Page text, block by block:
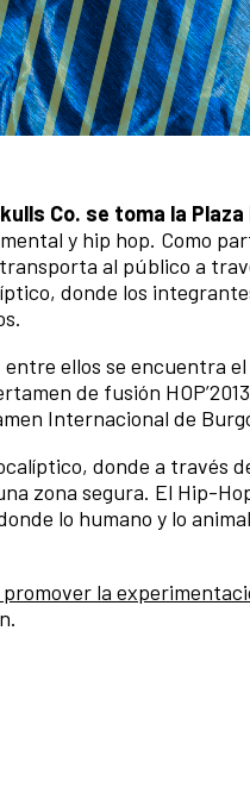
Co. se toma la
y hip hop. Como
al público a
donde los
ellos se encuentra
de fusión
Internacional de
donde a través
zona segura. El Hip-
lo humano y lo
la